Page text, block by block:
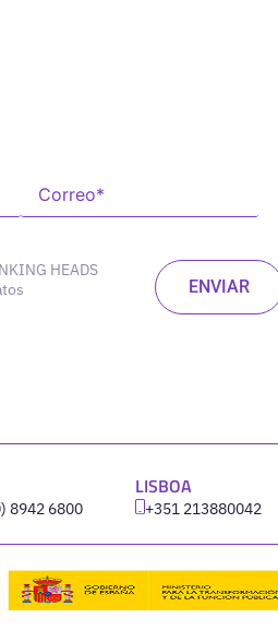
HEADS
8942 6800
LISBOA
‪+351 213880042